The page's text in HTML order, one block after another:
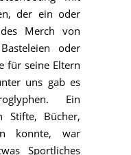
der ein oder
Merch von
oder
für seine Eltern
uns gab es
Ein
Stifte, Bücher,
konnte, war
Sportliches